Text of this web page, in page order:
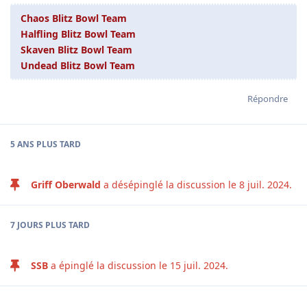
Chaos Blitz Bowl Team
Halfling Blitz Bowl Team
Skaven Blitz Bowl Team
Undead Blitz Bowl Team
Répondre
5 ANS PLUS TARD
Griff Oberwald a désépinglé la discussion le 8 juil. 2024.
7 JOURS PLUS TARD
SSB a épinglé la discussion le 15 juil. 2024.